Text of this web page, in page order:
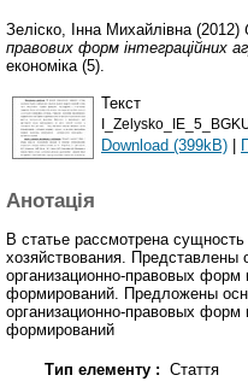
Зеліско, Інна Михайлівна (2012)
правових форм інтеграційних
економіка (5).
Текст
Download (399kB) |
Анотація
В статье рассмотрена
хозяйствования. Представлены
организационно-правовых форм
формирований. Предложены
организационно-правовых форм
формирований
Тип елементу : Стаття